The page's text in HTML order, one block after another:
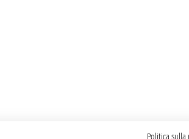
Politica sulla